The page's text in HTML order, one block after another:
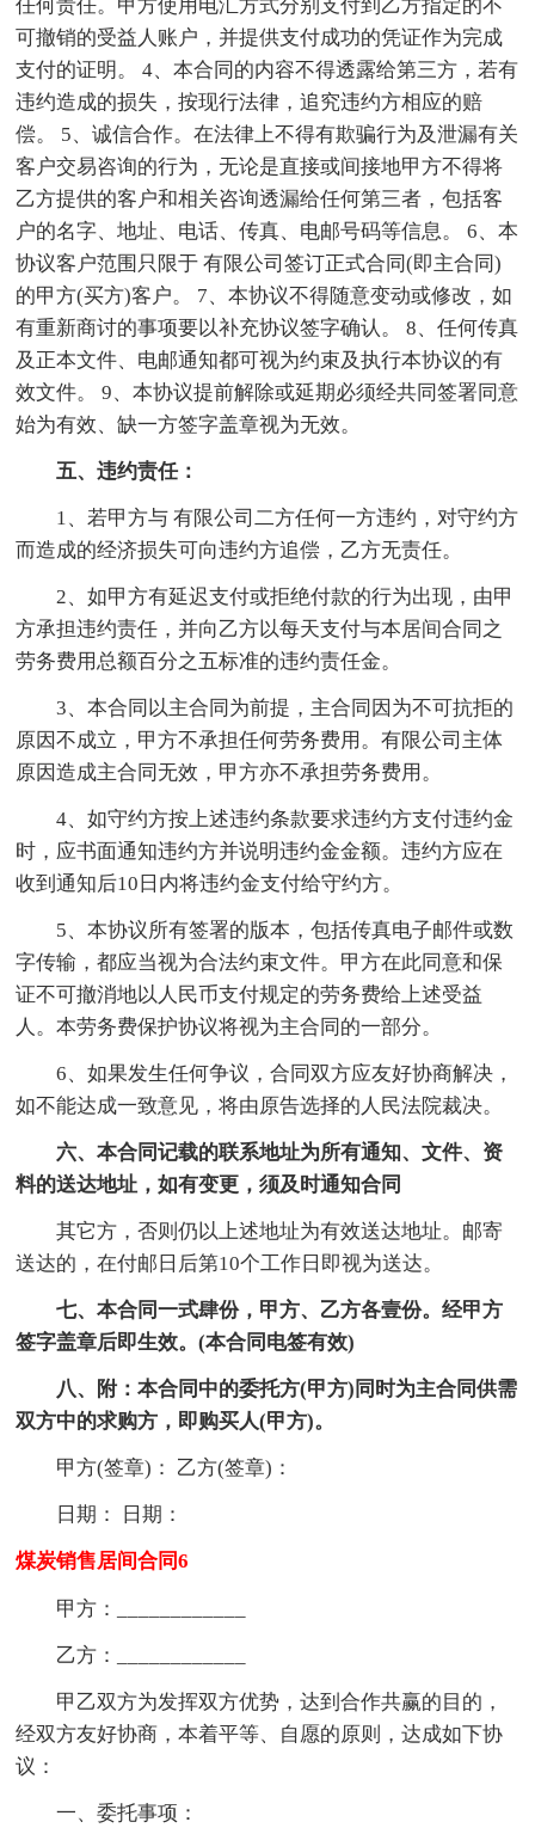
任何责任。甲方使用电汇方式分别支付到乙方指定的不
可撤销的受益人账户，并提供支付成功的凭证作为完成
支付的证明。 4、本合同的内容不得透露给第三方，若有
违约造成的损失，按现行法律，追究违约方相应的赔
偿。 5、诚信合作。在法律上不得有欺骗行为及泄漏有关
客户交易咨询的行为，无论是直接或间接地甲方不得将
乙方提供的客户和相关咨询透漏给任何第三者，包括客
户的名字、地址、电话、传真、电邮号码等信息。 6、本
协议客户范围只限于 有限公司签订正式合同(即主合同)
的甲方(买方)客户。 7、本协议不得随意变动或修改，如
有重新商讨的事项要以补充协议签字确认。 8、任何传真
及正本文件、电邮通知都可视为约束及执行本协议的有
效文件。 9、本协议提前解除或延期必须经共同签署同意
始为有效、缺一方签字盖章视为无效。
五、违约责任：
1、若甲方与 有限公司二方任何一方违约，对守约方
而造成的经济损失可向违约方追偿，乙方无责任。
2、如甲方有延迟支付或拒绝付款的行为出现，由甲
方承担违约责任，并向乙方以每天支付与本居间合同之
劳务费用总额百分之五标准的违约责任金。
3、本合同以主合同为前提，主合同因为不可抗拒的
原因不成立，甲方不承担任何劳务费用。有限公司主体
原因造成主合同无效，甲方亦不承担劳务费用。
4、如守约方按上述违约条款要求违约方支付违约金
时，应书面通知违约方并说明违约金金额。违约方应在
收到通知后10日内将违约金支付给守约方。
5、本协议所有签署的版本，包括传真电子邮件或数
字传输，都应当视为合法约束文件。甲方在此同意和保
证不可撤消地以人民币支付规定的劳务费给上述受益
人。本劳务费保护协议将视为主合同的一部分。
6、如果发生任何争议，合同双方应友好协商解决，
如不能达成一致意见，将由原告选择的人民法院裁决。
六、本合同记载的联系地址为所有通知、文件、资
料的送达地址，如有变更，须及时通知合同
其它方，否则仍以上述地址为有效送达地址。邮寄
送达的，在付邮日后第10个工作日即视为送达。
七、本合同一式肆份，甲方、乙方各壹份。经甲方
签字盖章后即生效。(本合同电签有效)
八、附：本合同中的委托方(甲方)同时为主合同供需
双方中的求购方，即购买人(甲方)。
甲方(签章)： 乙方(签章)：
日期： 日期：
煤炭销售居间合同6
甲方：____________
乙方：____________
甲乙双方为发挥双方优势，达到合作共赢的目的，
经双方友好协商，本着平等、自愿的原则，达成如下协
议：
一、委托事项：